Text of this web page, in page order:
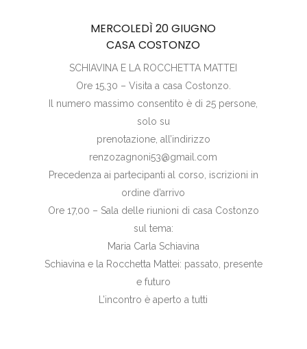
MERCOLEDÌ 20 GIUGNO
CASA COSTONZO
SCHIAVINA E LA ROCCHETTA MATTEI
Ore 15,30 – Visita a casa Costonzo.
Il numero massimo consentito è di 25 persone,
solo su
prenotazione, all’indirizzo
renzozagnoni53@gmail.com
Precedenza ai partecipanti al corso, iscrizioni in
ordine d’arrivo
Ore 17,00 – Sala delle riunioni di casa Costonzo
sul tema:
Maria Carla Schiavina
Schiavina e la Rocchetta Mattei: passato, presente
e futuro
L’incontro è aperto a tutti